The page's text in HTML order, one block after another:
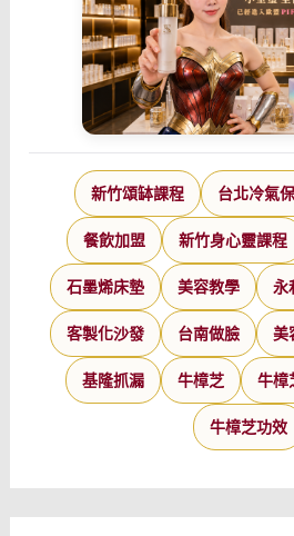
新竹頌缽課程 台北冷氣
餐飲加盟 新竹身心靈課程
石墨烯床墊 美容教學 永
客製化沙發 台南做臉 美
基隆抓漏 牛樟芝 牛樟
牛樟芝功效